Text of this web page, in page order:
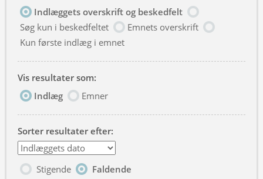
Indlæggets overskrift og beskedfelt
Søg kun i beskedfeltet
Emnets overskrift
Kun første indlæg i emnet
Vis resultater som:
Indlæg
Emner
Sorter resultater efter:
Stigende Faldende